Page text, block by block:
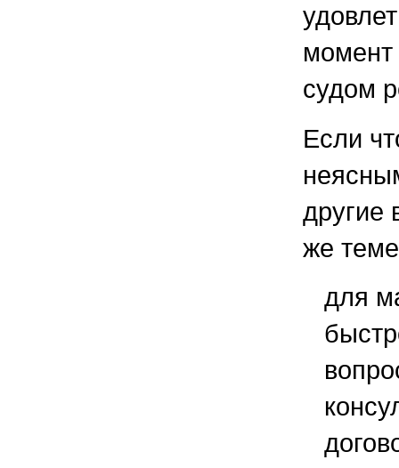
судом
Если
другие
же
для